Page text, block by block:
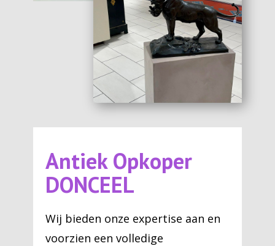
Antiek Opkoper
DONCEEL
Wij bieden onze expertise aan en
voorzien een volledige